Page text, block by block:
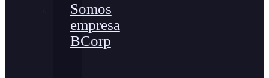
Somos
empresa
BCorp